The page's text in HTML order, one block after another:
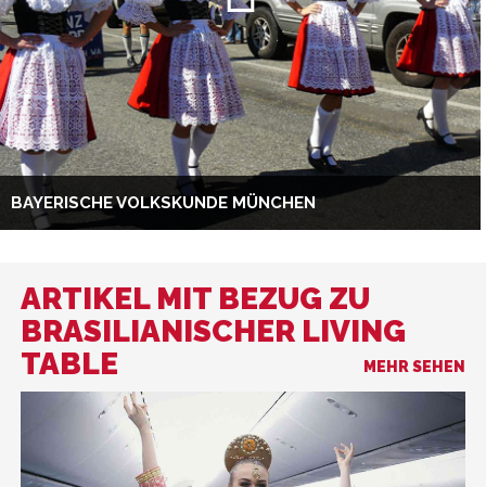
BAYERISCHE VOLKSKUNDE MÜNCHEN
ARTIKEL MIT BEZUG ZU
BRASILIANISCHER LIVING
TABLE
MEHR SEHEN